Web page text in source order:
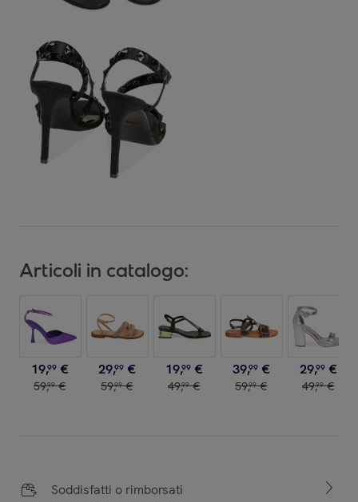
Articoli in catalogo:
19,99 €
59,99 €
29,99 €
59,99 €
19,99 €
49,99 €
39,99 €
59,99 €
29,99 €
49,99 €
Soddisfatti o rimborsati